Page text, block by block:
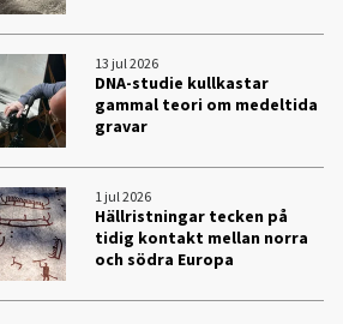
13 jul 2026
DNA-studie kullkastar
gammal teori om medeltida
gravar
1 jul 2026
Hällristningar tecken på
tidig kontakt mellan norra
och södra Europa